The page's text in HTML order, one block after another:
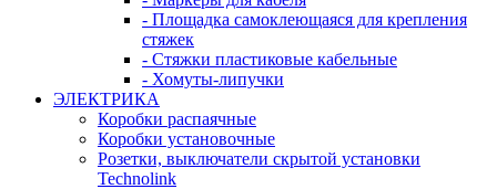
- Площадка самоклеющаяся для крепления
стяжек
- Стяжки пластиковые кабельные
- Хомуты-липучки
ЭЛЕКТРИКА
Коробки распаячные
Коробки установочные
Розетки, выключатели скрытой установки
Technolink